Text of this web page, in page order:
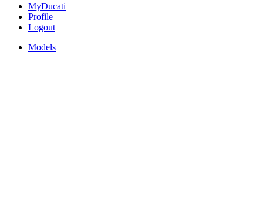
MyDucati
Profile
Logout
Models